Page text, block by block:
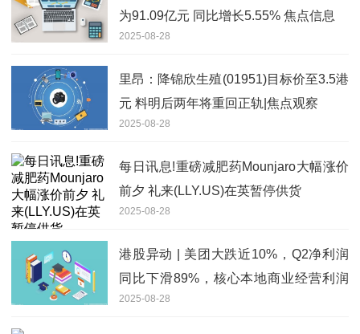
为91.09亿元 同比增长5.55% 焦点信息
2025-08-28
里昂：降锦欣生殖(01951)目标价至3.5港
元 料明后两年将重回正轨|焦点观察
2025-08-28
每日讯息!重磅减肥药Mounjaro大幅涨价
前夕 礼来(LLY.US)在英暂停供货
2025-08-28
港股异动 | 美团大跌近10%，Q2净利润
同比下滑89%，核心本地商业经营利润
降75.6%
2025-08-28